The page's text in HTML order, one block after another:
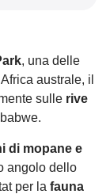
, una delle
australe, il
sulle rive
di mopane e
angolo dello
per la fauna